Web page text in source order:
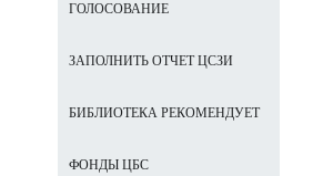
ГОЛОСОВАНИЕ
ЗАПОЛНИТЬ ОТЧЕТ ЦСЗИ
БИБЛИОТЕКА РЕКОМЕНДУЕТ
ФОНДЫ ЦБС